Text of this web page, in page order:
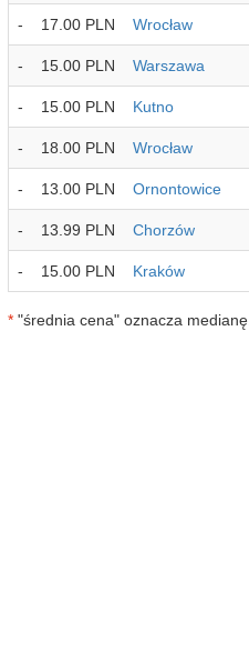
- 17.00 PLN Wrocław
- 15.00 PLN Warszawa
- 15.00 PLN Kutno
- 18.00 PLN Wrocław
- 13.00 PLN Ornontowice
- 13.99 PLN Chorzów
- 15.00 PLN Kraków
* "średnia cena" oznacza medianę.